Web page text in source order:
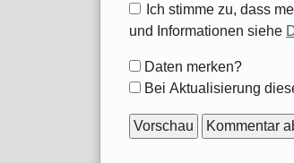
Antwort
zu
Ich stimme zu, dass
und Informationen siehe
Formular-
Optionen
Daten merken?
Bei Aktualisierung